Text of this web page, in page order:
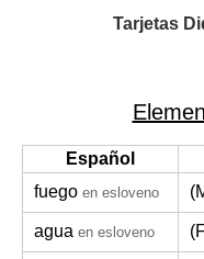
Tarjetas
Español
fuego en esloveno
agua en esloveno